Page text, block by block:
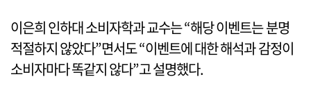
이은희 인하대 소비자학과 교수는 “해당 이벤트는 분명
적절하지 않았다”면서도 “이벤트에 대한 해석과 감정이
소비자마다 똑같지 않다”고 설명했다.